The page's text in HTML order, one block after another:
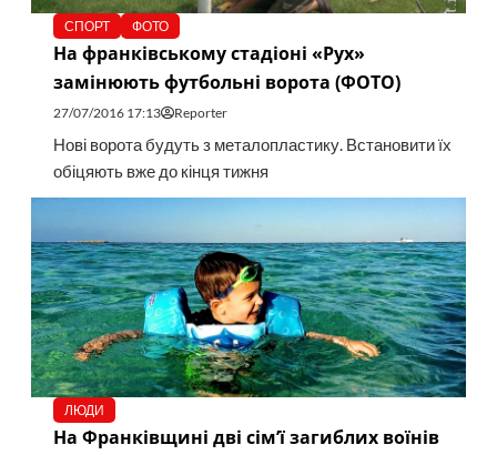
СПОРТ ФОТО
На франківському стадіоні «Рух»
замінюють футбольні ворота (ФОТО)
27/07/2016 17:13 Reporter
Нові ворота будуть з металопластику. Встановити їх
обіцяють вже до кінця тижня
ЛЮДИ
На Франківщині дві сім’ї загиблих воїнів